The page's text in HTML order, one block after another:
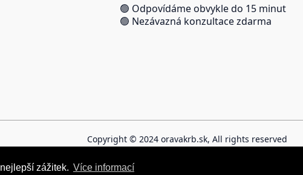
zážitek. Více informací
zážitek. Více informací
🟢 Odpovídáme obvykle do 15 minut
🟢 Nezávazná konzultace zdarma
Copyright © 2024 oravakrb.sk, All rights reserved